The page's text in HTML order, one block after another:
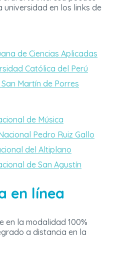
en los links de
de Ciencias Aplicadas
Católica del Perú
Martín de Porres
de Música
Pedro Ruiz Gallo
del Altiplano
de San Agustín
en línea
en la modalidad 100%
a distancia en la